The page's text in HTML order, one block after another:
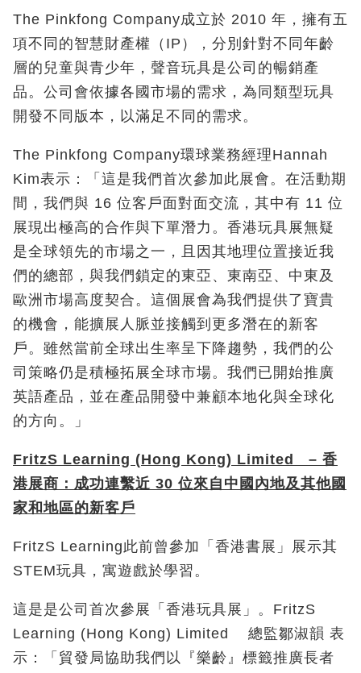
The Pinkfong Company成立於 2010 年，擁有五
項不同的智慧財產權（IP），分別針對不同年齡
層的兒童與青少年，聲音玩具是公司的暢銷產
品。公司會依據各國市場的需求，為同類型玩具
開發不同版本，以滿足不同的需求。
The Pinkfong Company環球業務經理Hannah
Kim表示：「這是我們首次參加此展會。在活動期
間，我們與 16 位客戶面對面交流，其中有 11 位
展現出極高的合作與下單潛力。香港玩具展無疑
是全球領先的市場之一，且因其地理位置接近我
們的總部，與我們鎖定的東亞、東南亞、中東及
歐洲市場高度契合。這個展會為我們提供了寶貴
的機會，能擴展人脈並接觸到更多潛在的新客
戶。雖然當前全球出生率呈下降趨勢，我們的公
司策略仍是積極拓展全球市場。我們已開始推廣
英語產品，並在產品開發中兼顧本地化與全球化
的方向。」
FritzS Learning (Hong Kong) Limited – 香
港展商：成功連繫近 30 位來自中國內地及其他國
家和地區的新客戶
FritzS Learning此前曾參加「香港書展」展示其
STEM玩具，寓遊戲於學習。
這是是公司首次參展「香港玩具展」。FritzS
Learning (Hong Kong) Limited 總監鄒淑韻 表
示：「貿發局協助我們以『樂齡』標籤推廣長者